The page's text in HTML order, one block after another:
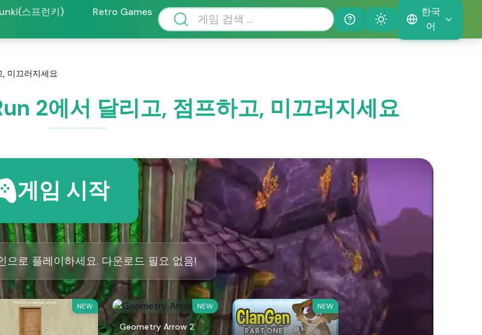
스프런키)
Retro Games
Help
Theme
한국
어
미끄러지세요
2에서 달리고, 점프하고, 미끄러지세요
게임 시작
으로 플레이하세요. 다운로드 필요 없음!
NEW NEW
Geometry Arrow 2
NEW